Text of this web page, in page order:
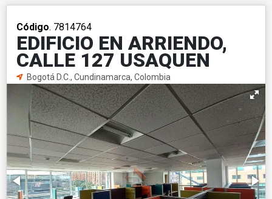
Código. 7814764
EDIFICIO EN ARRIENDO,
CALLE 127 USAQUEN
Bogotá D.C., Cundinamarca, Colombia